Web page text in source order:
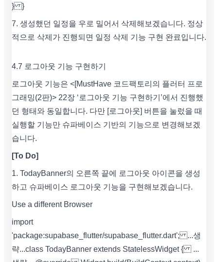
} }
7. 생성했던 일정을 우로 밀어서 삭제해보겠습니다. 정상
적으로 삭제가 진행되면 일정 삭제 기능 구현 완료입니다.
4.7 로그아웃 기능 구현하기
로그아웃 기능은 <[MustHave 코드팩토리의 플러터 프로
그래밍(2판)> 22장 ‘로그아웃 기능 구현하기’에서 진행했
던 형태와 동일합니다. 다만 [로그아웃] 버튼을 눌렀을 때
실행할 기능만 슈파베이스 기반의 기능으로 변경해보겠
습니다.
[To Do]
1. TodayBanner의 오른쪽 끝에 로그아웃 아이콘을 생성
하고 슈파베이스 로그아웃 기능을 구현해보겠습니다.
Use a different Browser
import
'package:supabase_flutter/supabase_flutter.dart'; ...생
략... class TodayBanner extends StatelessWidget { ...